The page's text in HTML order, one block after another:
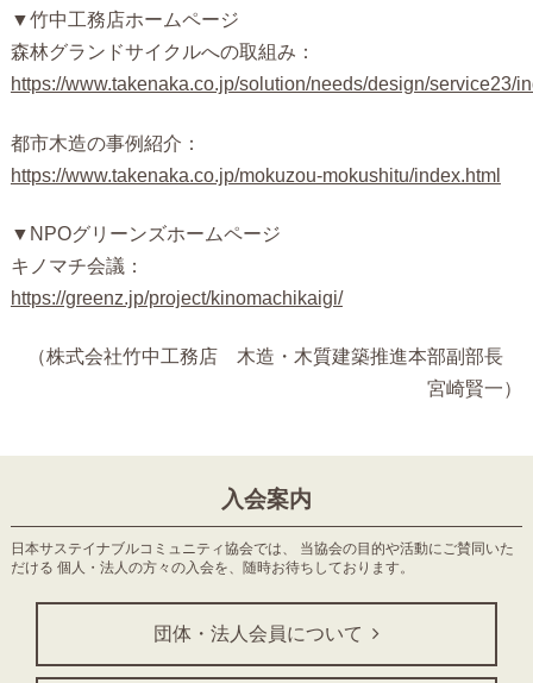
▼竹中工務店ホームページ
森林グランドサイクルへの取組み：
https://www.takenaka.co.jp/solution/needs/design/service23/
都市木造の事例紹介：
https://www.takenaka.co.jp/mokuzou-mokushitu/index.html
▼ NPOグリーンズホームページ
キノマチ会議：
https://greenz.jp/project/kinomachikaigi/
（株式会社竹中工務店 木造・木質建築推進本部副部長
宮崎賢一）
入会案内
日本サステイナブルコミュニティ協会では、
当協会の目的や活動にご賛同いた
だける 個人・法人の方々の入会を、随時お待ちしております。
団体・法人会員について